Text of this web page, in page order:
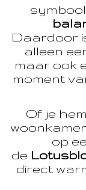
Daardoor
alleen
maar ook
moment
Of je
op
de
direct